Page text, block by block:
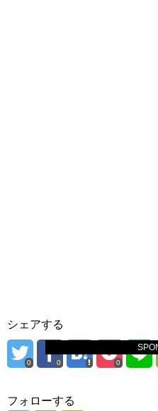
シェアする
0 0 0
フォローする